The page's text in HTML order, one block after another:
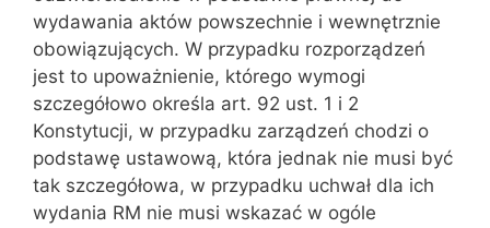
wydawania aktów powszechnie i wewnętrznie
obowiązujących. W przypadku rozporządzeń
jest to upoważnienie, którego wymogi
szczegóło‌wo określa art. 92 ust. 1 i 2
Konstytucji, w przypadku zarządzeń chodzi o
pod‌stawę ustawową, która jednak nie musi być
tak szczegółowa, w przypadku uchwał dla ich
wydania RM nie musi wskazać w ogóle